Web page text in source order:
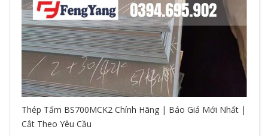
Thép Tấm BS700MCK2 Chính Hãng | Báo Giá Mới Nhất |
Cắt Theo Yêu Cầu